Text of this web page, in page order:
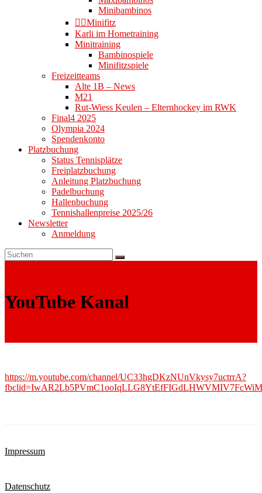
Minibambinos
👉🏻Minifitz
Karli im Hometraining
Minitraining
Bambinospiele
Minifitzspiele
Freizeitteams
Alte 1B – News
M21
Rut-Wiess Keulen – Elternhockey im RWK
Final4 2025
Olympia 2024
Spendenkonto
Platzbuchung
Status Tennisplätze
Freiplatzbuchung
Anleitung Platzbuchung
Padelbuchung
Hallenbuchung
Tennishallenpreise 2025/26
Newsletter
Anmeldung
YouTube Kanal
https://m.youtube.com/channel/UC33hgDKzNUnVkysy7uctrrA?
Impressum
Datenschutz